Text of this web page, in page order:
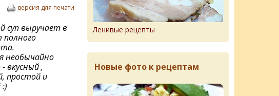
версия для печати
суп выручает в
необычайно
вкусный ,
простой и
:)
Ленивые рецепты
Новые фото к рецептам